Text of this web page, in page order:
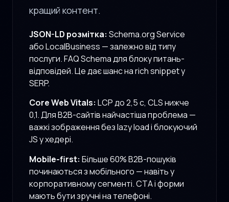
кращий контент.
JSON-LD розмітка: Schema.org Service
або LocalBusiness — залежно від типу
послуги. FAQ Schema для блоку питань-
відповідей. Це дає шанс на rich snippet у
SERP.
Core Web Vitals: LCP до 2,5 с, CLS нижче
0,1. Для B2B-сайтів найчастіша проблема —
важкі зображення без lazy load і блокуючий
JS у хедері.
Mobile-first: Більше 60% B2B-пошуків
починаються з мобільного — навіть у
корпоративному сегменті. CTA і форми
мають бути зручні на телефоні.